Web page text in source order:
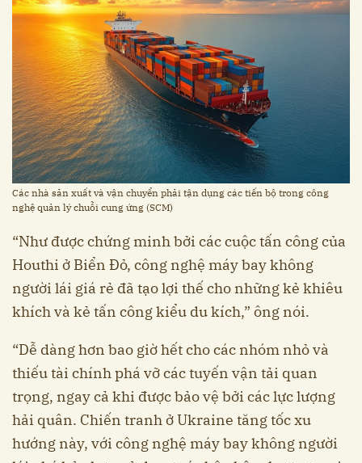
Các nhà sản xuất và vận chuyển phải tận dụng các tiến bộ trong công
nghệ quản lý chuỗi cung ứng (SCM)
“Như được chứng minh bởi các cuộc tấn công của
Houthi ở Biển Đỏ, công nghệ máy bay không
người lái giá rẻ đã tạo lợi thế cho những kẻ khiêu
khích và kẻ tấn công kiểu du kích,” ông nói.
“Dễ dàng hơn bao giờ hết cho các nhóm nhỏ và
thiếu tài chính phá vỡ các tuyến vận tải quan
trọng, ngay cả khi được bảo vệ bởi các lực lượng
hải quân. Chiến tranh ở Ukraine tăng tốc xu
hướng này, với công nghệ máy bay không người